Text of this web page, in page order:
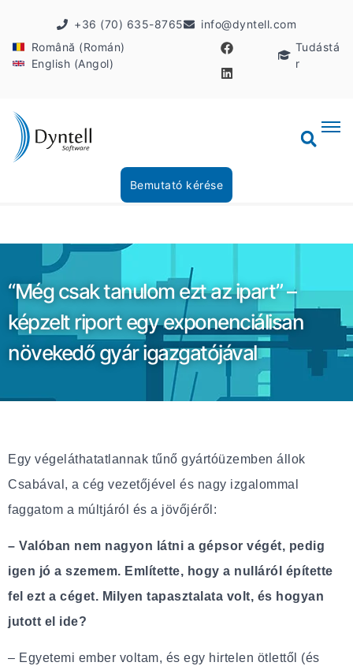
+36 (70) 635-8765
info@dyntell.com
Română (Román)
English (Angol)
Tudástá
r
Bemutató kérése
“Még csak tanulom ezt az ipart” –
képzelt riport egy exponenciálisan
növekedő gyár igazgatójával
Egy végeláthatatlannak tűnő gyártóüzemben állok
Csabával, a cég vezetőjével és nagy izgalommal
faggatom a múltjáról és a jövőjéről:
– Valóban nem nagyon látni a gépsor végét, pedig
igen jó a szemem. Említette, hogy a nulláról építette
fel ezt a céget. Milyen tapasztalata volt, és hogyan
jutott el ide?
– Egyetemi ember voltam, és egy hirtelen ötlettől (és